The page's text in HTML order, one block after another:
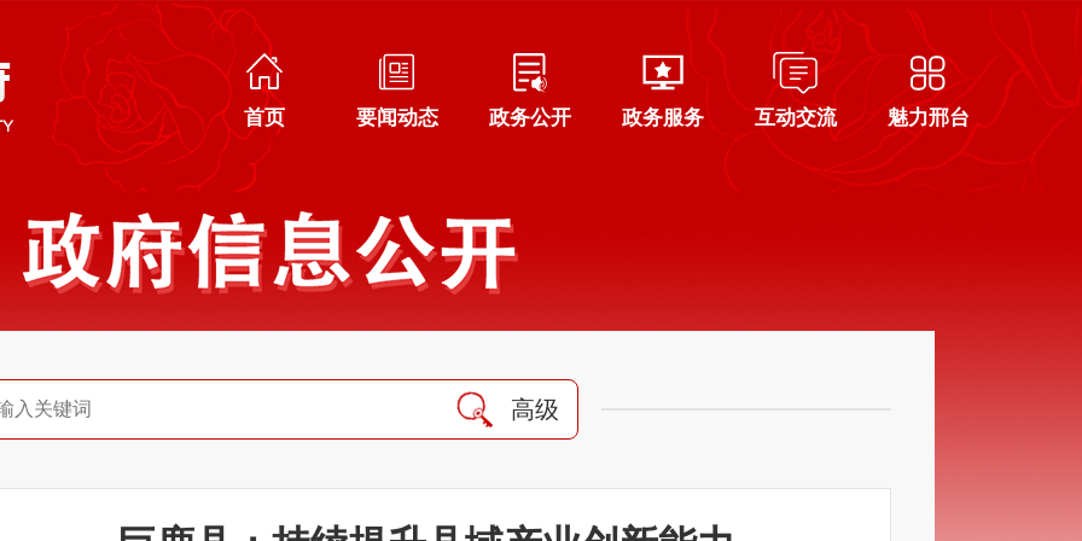
首页 要闻动态 政务公开 政务服务 互动交流 魅力邢台
高级